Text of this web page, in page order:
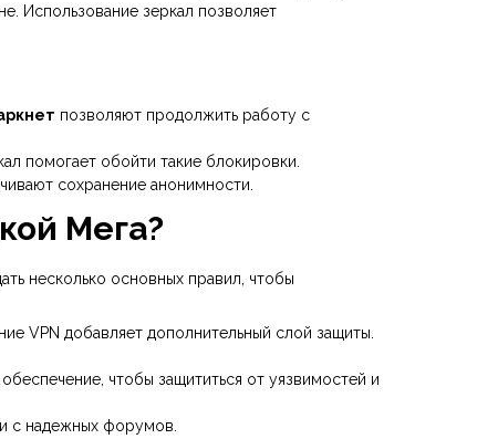
Использование зеркал позволяет
позволяют продолжить работу с
помогает обойти такие блокировки.
сохранение анонимности.
Мега?
несколько основных правил, чтобы
VPN добавляет дополнительный слой защиты.
чтобы защититься от уязвимостей и
с надежных форумов.